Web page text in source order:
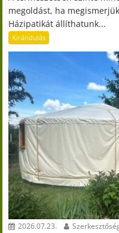
megoldást, ha
Házipatikát állíthatunk...
Kirándulás
2026.07.23.